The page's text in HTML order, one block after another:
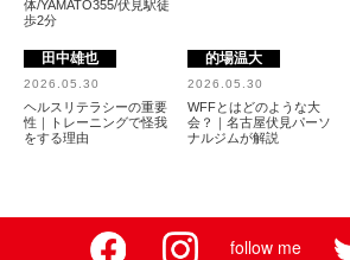
体/YAMATO355/伏見駅徒
歩2分
田中雄也
2026.05.30
ヘルスリテラシーの重要
性｜トレーニングで怪我
をする理由
的場温大
2026.05.30
WFFとはどのような大
会？｜名古屋伏見パーソ
ナルジムが解説
follow me